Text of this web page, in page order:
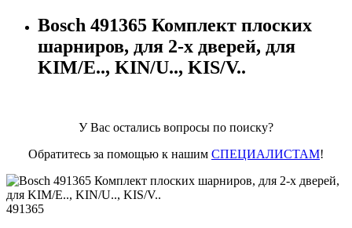
Bosch 491365 Комплект плоских
шарниров, для 2-х дверей, для
KIM/E.., KIN/U.., KIS/V..
У Вас остались вопросы по поиску?
Обратитесь за помощью к нашим СПЕЦИАЛИСТАМ!
491365